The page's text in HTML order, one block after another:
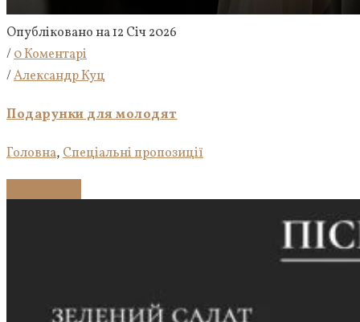
Опубліковано на 12 Січ 2026
/0 Коментарі
/Александр Куц
Подарунки для молодят
Головна,Спеціальні пропозиції